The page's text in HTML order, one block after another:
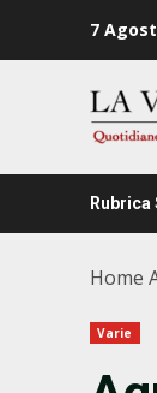
7
Rubrica
Home
Varie